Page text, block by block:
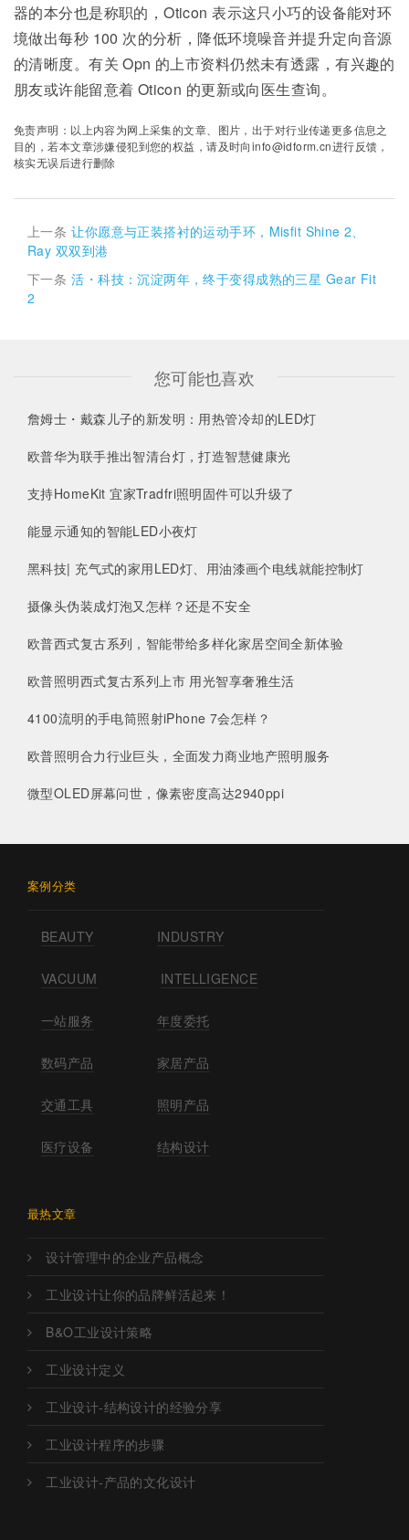
器的本分也是称职的，Oticon 表示这只小巧的设备能对环
境做出每秒 100 次的分析，降低环境噪音并提升定向音源
的清晰度。有关 Opn 的上市资料仍然未有透露，有兴趣的
朋友或许能留意着 Oticon 的更新或向医生查询。
免责声明：以上内容为网上采集的文章、图片，出于对行业传递更多信息之
目的，若本文章涉嫌侵犯到您的权益，请及时向info@idform.cn进行反馈，
核实无误后进行删除
上一条 让你愿意与正装搭衬的运动手环，Misfit Shine 2、
Ray 双双到港
下一条 活・科技：沉淀两年，终于变得成熟的三星 Gear Fit
2
您可能也喜欢
詹姆士・戴森儿子的新发明：用热管冷却的LED灯
欧普华为联手推出智清台灯，打造智慧健康光
支持HomeKit 宜家Tradfri照明固件可以升级了
能显示通知的智能LED小夜灯
黑科技| 充气式的家用LED灯、用油漆画个电线就能控制灯
摄像头伪装成灯泡又怎样？还是不安全
欧普西式复古系列，智能带给多样化家居空间全新体验
欧普照明西式复古系列上市 用光智享奢雅生活
4100流明的手电筒照射iPhone 7会怎样？
欧普照明合力行业巨头，全面发力商业地产照明服务
微型OLED屏幕问世，像素密度高达2940ppi
案例分类
BEAUTY INDUSTRY
VACUUM INTELLIGENCE
一站服务 年度委托
数码产品 家居产品
交通工具 照明产品
医疗设备 结构设计
最热文章
设计管理中的企业产品概念
工业设计让你的品牌鲜活起来！
B&O工业设计策略
工业设计定义
工业设计-结构设计的经验分享
工业设计程序的步骤
工业设计-产品的文化设计